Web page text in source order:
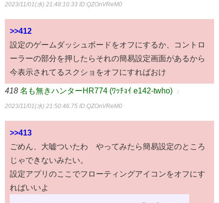
2023/11/01(水) 21:48:10.33 ID:QZOnVReM0
>>412
設定のゲームダッシュボードをオフにするか、コントロ
ーラーの部分を押したらそれの簡易設定画面があるから
今表示されてるスクショをオフにすればおけ
418 名も無きハンターHR774 (ﾜｯﾁｮｲ e142-twho) ：
2023/11/01(水) 21:50:46.75 ID:QZOnVReM0
>>413
ごめん、大嘘ついたわ やってみたら簡易設定のところ
じゃできないみたい。
設定アプリのここでフローティングアイコンをオフにす
ればいいよ